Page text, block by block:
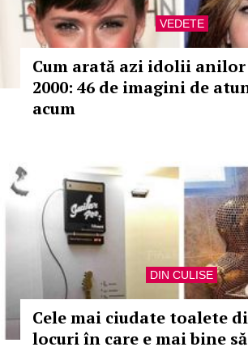
VEDETE
Cum arată azi idolii anilor
2000: 46 de imagini de
acum
DIN CULISE
Cele mai ciudate toalete
locuri în care e mai bine